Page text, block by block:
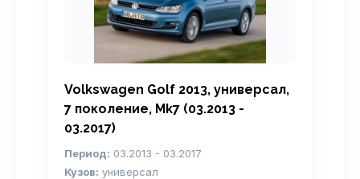
Volkswagen Golf 2013, универсал,
7 поколение, Mk7 (03.2013 -
03.2017)
Период: 03.2013 - 03.2017
Кузов: универсал